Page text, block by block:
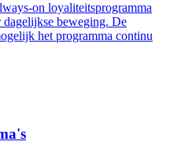
on loyaliteitsprogramma
beweging. De
het programma continu